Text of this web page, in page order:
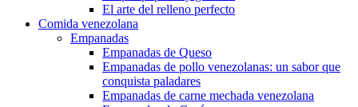
El arte del relleno perfecto
Comida venezolana
Empanadas
Empanadas de Queso
Empanadas de pollo venezolanas: un sabor que
conquista paladares
Empanadas de carne mechada venezolana